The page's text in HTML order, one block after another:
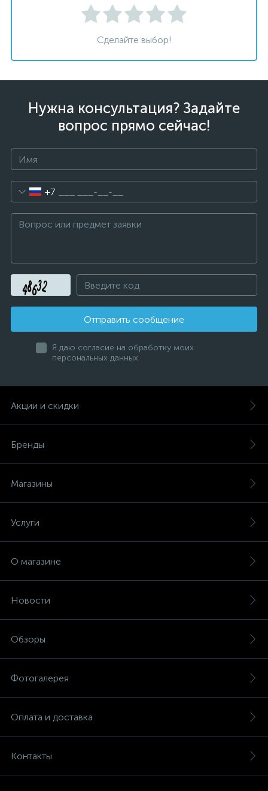
Сделайте выбор!
Нужна консультация? Задайте
вопрос прямо сейчас!
+7
Отправить сообщение
Я даю согласие на обработку моих
персональных данных
Акции и скидки
Бренды
Магазины
Услуги
О магазине
Новости
Обзоры
Фотогалерея
Оплата и доставка
Контакты